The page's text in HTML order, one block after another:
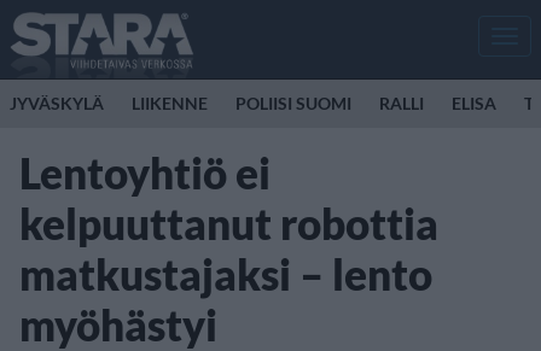
JYVÄSKYLÄ LIIKENNE POLIISI SUOMI RALLI ELISA
Lentoyhtiö ei
kelpuuttanut robottia
matkustajaksi – lento
myöhästyi